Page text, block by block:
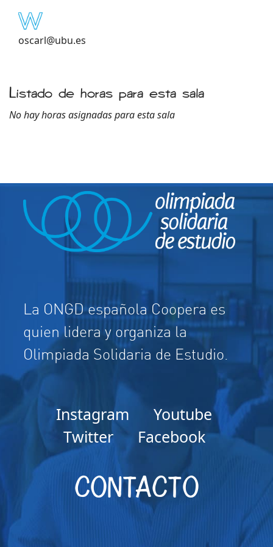
oscarl@ubu.es
Listado de horas para esta sala
No hay horas asignadas para esta sala
La ONGD española Coopera es
quien lidera y organiza la
Olimpiada Solidaria de Estudio.
Instagram
Youtube
Twitter
Facebook
CONTACTO